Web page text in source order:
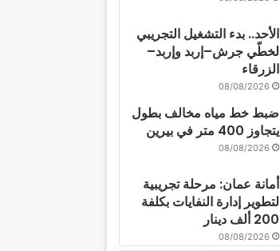
الأحد.. بدء التشغيل التجريبي
لخطّي جرش–إربد وإربد–
الزرقاء
08/08/2026
ضبط خط مياه مخالف بطول
يتجاوز 400 متر في بيرين
08/08/2026
أمانة عمان: مرحلة تجريبية
لتطوير إدارة النفايات بكلفة
200 ألف دينار
08/08/2026